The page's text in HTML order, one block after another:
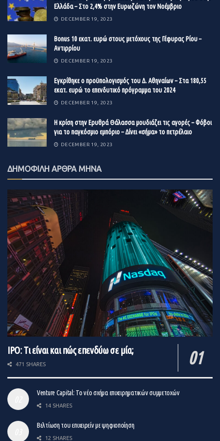
Ελλάδα – Στο 2,4% στην Ευρωζώνη τον Νοέμβριο
DECEMBER 19, 2023
Βonus 10 εκατ. ευρώ στους μετόχους της Γέφυρας Ρίου –
Αντιρρίου
DECEMBER 19, 2023
Εγκρίθηκε ο προϋπολογισμός του Δ. Αθηναίων – Στα 180,55
εκατ. ευρώ το επενδυτικό πρόγραμμα του 2024
DECEMBER 19, 2023
Η κρίση στην Ερυθρά Θάλασσα μουδιάζει τις αγορές – Φόβοι
για το παγκόσμιο εμπόριο – Δίνει «σήμα» το πετρέλαιο
DECEMBER 19, 2023
ΔΗΜΟΦΙΛΗ ΑΡΘΡΑ ΜΗΝΑ
IPO: Τι είναι και πώς επενδύω σε μία;
471 SHARES
Venture Capital: Το νέο σχήμα επιχειρηματικών συμμετοχών
14 SHARES
Βελτίωση του επιχειρείν με ψηφιοποίηση
12 SHARES